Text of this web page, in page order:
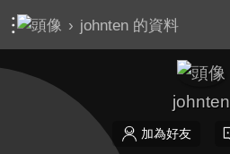
› johnten 的資料
johnten
加為好友